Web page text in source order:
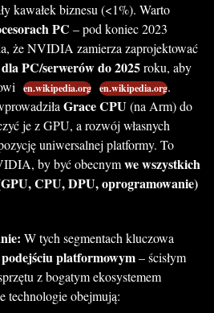
kawałek biznesu (<1%). Warto
PC – pod koniec 2023
że NVIDIA zamierza zaprojektować
PC/serwerów do 2025roku, aby
en.wikipedia.org en.wikipedia.org.
Grace CPU(na Arm) do
je z GPU, a rozwój własnych
uniwersalnej platformy. To
by być obecnymwe wszystkich
CPU, DPU, oprogramowanie)
W tych segmentach kluczowa
podejściu platformowym– ścisłym
z bogatym ekosystemem
technologie obejmują: